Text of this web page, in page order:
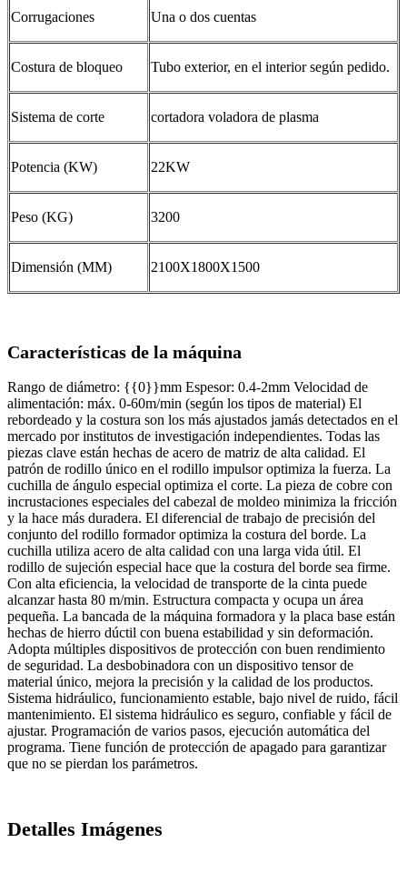
Corrugaciones Una o dos cuentas
Costura de bloqueo Tubo exterior, en el interior según pedido.
Sistema de corte cortadora voladora de plasma
Potencia (KW) 22KW
Peso (KG) 3200
Dimensión (MM) 2100X1800X1500
Características de la máquina
Rango de diámetro: {{0}}mm Espesor: 0.4-2mm Velocidad de
alimentación: máx. 0-60m/min (según los tipos de material) El
rebordeado y la costura son los más ajustados jamás detectados en el
mercado por institutos de investigación independientes. Todas las
piezas clave están hechas de acero de matriz de alta calidad. El
patrón de rodillo único en el rodillo impulsor optimiza la fuerza. La
cuchilla de ángulo especial optimiza el corte. La pieza de cobre con
incrustaciones especiales del cabezal de moldeo minimiza la fricción
y la hace más duradera. El diferencial de trabajo de precisión del
conjunto del rodillo formador optimiza la costura del borde. La
cuchilla utiliza acero de alta calidad con una larga vida útil. El
rodillo de sujeción especial hace que la costura del borde sea firme.
Con alta eficiencia, la velocidad de transporte de la cinta puede
alcanzar hasta 80 m/min. Estructura compacta y ocupa un área
pequeña. La bancada de la máquina formadora y la placa base están
hechas de hierro dúctil con buena estabilidad y sin deformación.
Adopta múltiples dispositivos de protección con buen rendimiento
de seguridad. La desbobinadora con un dispositivo tensor de
material único, mejora la precisión y la calidad de los productos.
Sistema hidráulico, funcionamiento estable, bajo nivel de ruido, fácil
mantenimiento. El sistema hidráulico es seguro, confiable y fácil de
ajustar. Programación de varios pasos, ejecución automática del
programa. Tiene función de protección de apagado para garantizar
que no se pierdan los parámetros.
Detalles Imágenes